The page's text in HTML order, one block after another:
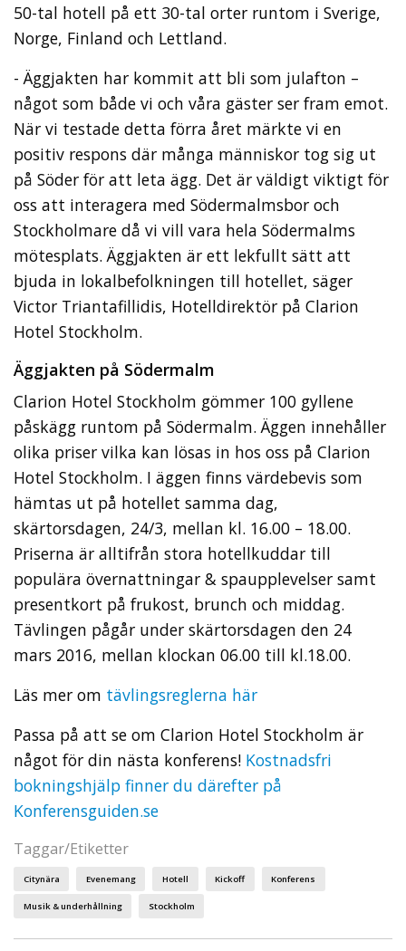
50-tal hotell på ett 30-tal orter runtom i Sverige,
Norge, Finland och Lettland.
- Äggjakten har kommit att bli som julafton –
något som både vi och våra gäster ser fram emot.
När vi testade detta förra året märkte vi en
positiv respons där många människor tog sig ut
på Söder för att leta ägg. Det är väldigt viktigt för
oss att interagera med Södermalmsbor och
Stockholmare då vi vill vara hela Södermalms
mötesplats. Äggjakten är ett lekfullt sätt att
bjuda in lokalbefolkningen till hotellet, säger
Victor Triantafillidis, Hotelldirektör på Clarion
Hotel Stockholm.
Äggjakten på Södermalm
Clarion Hotel Stockholm gömmer 100 gyllene
påskägg runtom på Södermalm. Äggen innehåller
olika priser vilka kan lösas in hos oss på Clarion
Hotel Stockholm. I äggen finns värdebevis som
hämtas ut på hotellet samma dag,
skärtorsdagen, 24/3, mellan kl. 16.00 – 18.00.
Priserna är alltifrån stora hotellkuddar till
populära övernattningar & spaupplevelser samt
presentkort på frukost, brunch och middag.
Tävlingen pågår under skärtorsdagen den 24
mars 2016, mellan klockan 06.00 till kl.18.00.
Läs mer om tävlingsreglerna här
Passa på att se om Clarion Hotel Stockholm är
något för din nästa konferens! Kostnadsfri
bokningshjälp finner du därefter på
Konferensguiden.se
Taggar/Etiketter
Citynära Evenemang Hotell Kickoff Konferens
Musik & underhållning Stockholm